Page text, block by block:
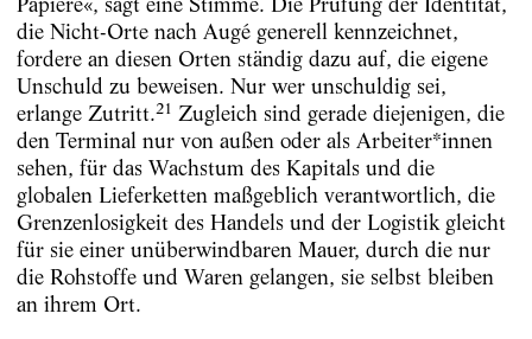
die Nicht-Orte nach Augé generell kennzeichnet,
fordere an diesen Orten ständig dazu auf, die eigene
Unschuld zu beweisen. Nur wer unschuldig sei,
erlange Zutritt.21 Zugleich sind gerade diejenigen, die
den Terminal nur von außen oder als Arbeiter*innen
sehen, für das Wachstum des Kapitals und die
globalen Lieferketten maßgeblich verantwortlich, die
Grenzenlosigkeit des Handels und der Logistik gleicht
für sie einer unüberwindbaren Mauer, durch die nur
die Rohstoffe und Waren gelangen, sie selbst bleiben
an ihrem Ort.